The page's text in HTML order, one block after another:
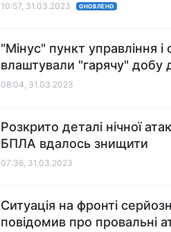
10:57, 31.03.2023 ОНОВЛЕНО
"Мінус" пункт управління
влаштували "гарячу" добу
08:04, 31.03.2023
Розкрито деталі нічної
БПЛА вдалось знищити
07:36, 31.03.2023
Ситуація на фронті
повідомив про провальні